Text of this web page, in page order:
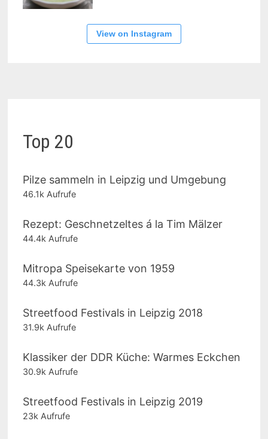
View on Instagram
Top 20
Pilze sammeln in Leipzig und Umgebung
46.1k Aufrufe
Rezept: Geschnetzeltes á la Tim Mälzer
44.4k Aufrufe
Mitropa Speisekarte von 1959
44.3k Aufrufe
Streetfood Festivals in Leipzig 2018
31.9k Aufrufe
Klassiker der DDR Küche: Warmes Eckchen
30.9k Aufrufe
Streetfood Festivals in Leipzig 2019
23k Aufrufe